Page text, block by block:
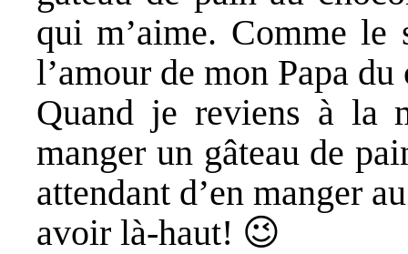
qui m’aime. Comme le
l’amour de mon Papa du
Quand je reviens à la
manger un gâteau de
attendant d’en manger
avoir là-haut! 😉